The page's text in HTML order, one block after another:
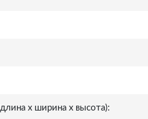
x ширина x высота):